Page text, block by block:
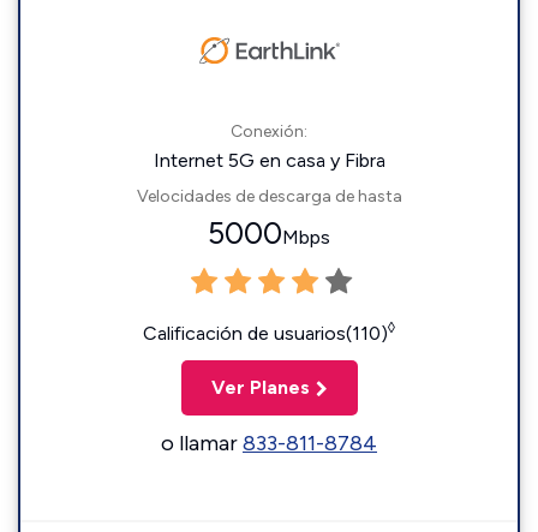
Conexión:
Internet 5G en casa y Fibra
Velocidades de descarga de hasta
5000Mbps
Calificación de usuarios(110)◊
Ver Planes
o llamar833-811-8784